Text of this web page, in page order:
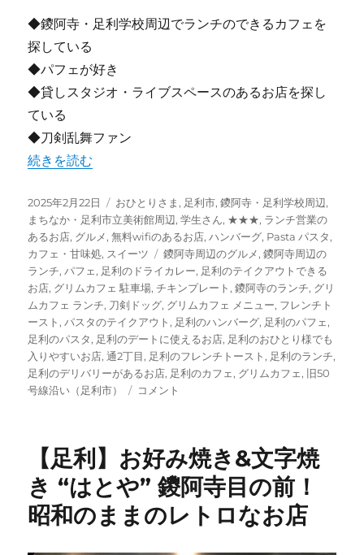
◆鑁阿寺・足利学校周辺でランチのできるカフェを
探している
◆パフェが好き
◆貸しスタジオ・ライブスペースのあるお店を探し
ている
◆刀剣乱舞ファン
“【足利】グリムカフェ ～ミュージシャンが集うカフ
続きを読む
投
稿
日:
2025年2月22日
カ
テ
ゴ
リ
ー
おひとりさま, 足利市,鑁阿寺・足利学校周辺,
まちなか・足利市立美術館周辺,学生さん, ★★★, ランチ営業の
あるお店, グルメ,無料wifiのあるお店,ハンバーグ, Pasta パスタ,
カフェ・甘味処, スイーツ
タ
グ
鑁阿寺周辺のグルメ,鑁阿寺周辺の
ランチ,パフェ, 足利のドライカレー, 足利のテイクアウトできる
お店, グリムカフェ 駐車場,チキンプレート,鑁阿寺のランチ, グリ
ムカフェ ランチ, 刀剣ドッグ, グリムカフェ メニュー, フレンチト
ースト,パスタのテイクアウト, 足利のハンバーグ, 足利のパフェ,
足利のパスタ, 足利のデートに使えるお店, 足利のおひとり様でも
入りやすいお店,通2丁目, 足利のフレンチトースト, 足利のランチ,
足利のデリバリーがあるお店, 足利のカフェ, グリムカフェ, 旧50
号線沿い（足利市）
【足
ム
カ
フ
ェ
～
コメント
【足利】お好み焼き&文字焼
き “はとや” 鑁阿寺目の前！
昭和のままのレトロなお店